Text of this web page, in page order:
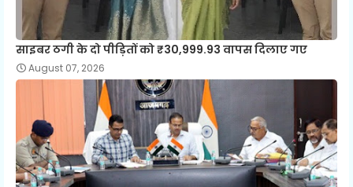
साइबर ठगी के दो पीड़ितों को ₹30,999.93 वापस दिलाए गए
August 07, 2026